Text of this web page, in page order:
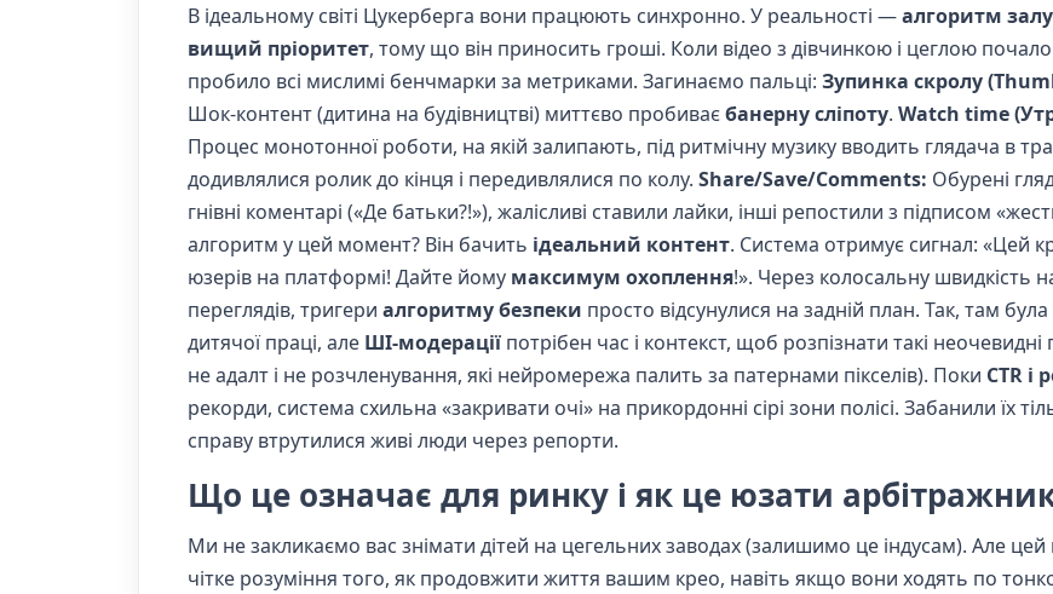
В ідеальному світі Цукерберга вони працюють синхронно. У реальності —алгоритм
вищий пріоритет, тому що він приносить гроші. Коли відео з дівчинкою і цеглою
пробило всі мислимі бенчмарки за метриками. Загинаємо пальці: Зупинка скролу
Шок-контент (дитина на будівництві) миттєво пробиваєбанерну сліпоту. Watch time
Процес монотонної роботи, на якій залипають, під ритмічну музику вводить глядача в
додивлялися ролик до кінця і передивлялися по колу. Share/Save/Comments: Обурені
гнівні коментарі («Де батьки?!»), жалісливі ставили лайки, інші репостили з підписом
алгоритм у цей момент? Він бачить ідеальний контент. Система отримує сигнал: «Цей
юзерів на платформі! Дайте йому максимум охоплення!». Через колосальну швидкість
переглядів, тригери алгоритму безпеки просто відсунулися на задній план. Так, там була
дитячої праці, але ШІ-модерації потрібен час і контекст, щоб розпізнати такі
не адалт і не розчленування, які нейромережа палить за патернами пікселів). Поки CTR і
рекорди, система схильна «закривати очі» на прикордонні сірі зони полісі. Забанили їх
справу втрутилися живі люди через репорти.
Що це означає для ринку і як це юзати
Ми не закликаємо вас знімати дітей на цегельних заводах (залишимо це індусам). Але
чітке розуміння того, як продовжити життя вашим крео, навіть якщо вони ходять по